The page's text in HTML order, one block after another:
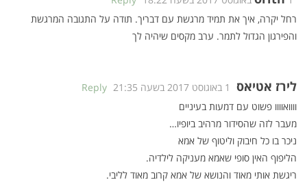
רחל יקרה, איך את תמיד מרגשת עם דבריך. תודה על התגובה המרגשת
והפירגון הגדול לתמר. ערב מקסים שיהיה לך
לירז אטיאס 1 באוגוסט 2017 בשעה 21:35
Reply
וווואוווו פשוט עם דמעות בעיניים
מעבר לזה שהסידור מרהיב ביופיו…
ניכר בו כל חיבוק וליטוף של אמא
הליפוף האין סופי שאמא מעניקה לילדיה.
ריגשת אותי מאוד והנושא של אמא קרוב מאוד לליבי.